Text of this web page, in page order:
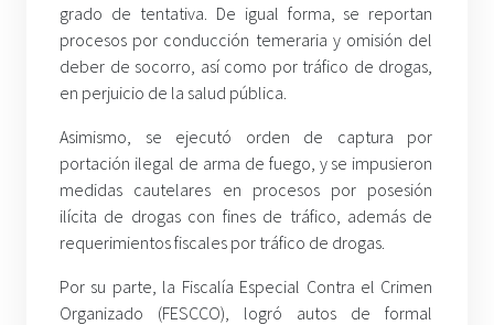
grado de tentativa. De igual forma, se reportan
procesos por conducción temeraria y omisión del
deber de socorro, así como por tráfico de drogas,
en perjuicio de la salud pública.
Asimismo, se ejecutó orden de captura por
portación ilegal de arma de fuego, y se impusieron
medidas cautelares en procesos por posesión
ilícita de drogas con fines de tráfico, además de
requerimientos fiscales por tráfico de drogas.
Por su parte, la Fiscalía Especial Contra el Crimen
Organizado (FESCCO), logró autos de formal